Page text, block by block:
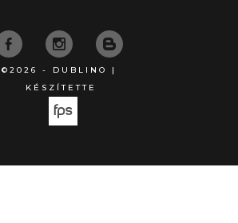
©2026 - DUBLINO |
KÉSZÍTETTE